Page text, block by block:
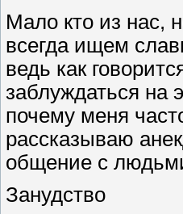
Мало кто из нас,
всегда ищем
ведь как
заблуждаться на
почему меня
рассказываю
общение с
Занудство